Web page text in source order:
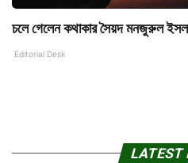
চলে গেলেন কথাকার সৈয়দ মনজুরুল
Editorial Desk
LATEST